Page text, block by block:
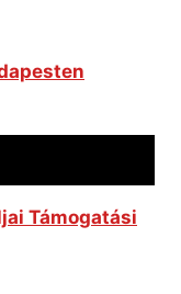
Támogatási